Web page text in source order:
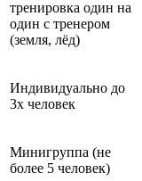
тренировка один на
один с тренером
(земля, лёд)
Индивидуально до
3х человек
Минигруппа (не
более 5 человек)